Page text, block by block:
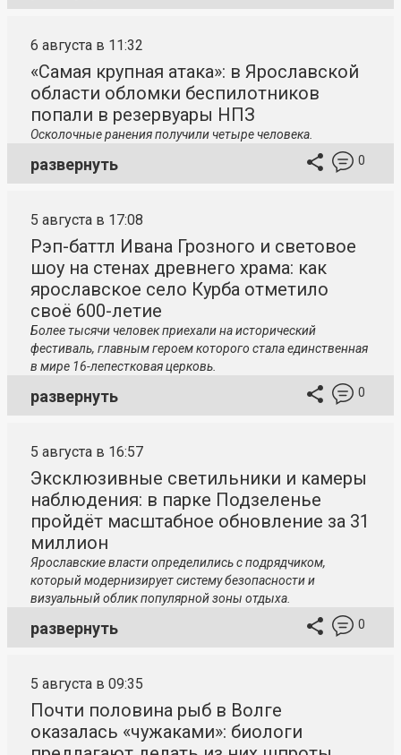
6 августа в 11:32
«Самая крупная атака»: в Ярославской
области обломки беспилотников
попали в резервуары НПЗ
Осколочные ранения получили четыре человека.
развернуть 0
5 августа в 17:08
Рэп-баттл Ивана Грозного и световое
шоу на стенах древнего храма: как
ярославское село Курба отметило
своё 600-летие
Более тысячи человек приехали на исторический
фестиваль, главным героем которого стала единственная
в мире 16-лепестковая церковь.
развернуть 0
5 августа в 16:57
Эксклюзивные светильники и камеры
наблюдения: в парке Подзеленье
пройдёт масштабное обновление за 31
миллион
Ярославские власти определились с подрядчиком,
который модернизирует систему безопасности и
визуальный облик популярной зоны отдыха.
развернуть 0
5 августа в 09:35
Почти половина рыб в Волге
оказалась «чужаками»: биологи